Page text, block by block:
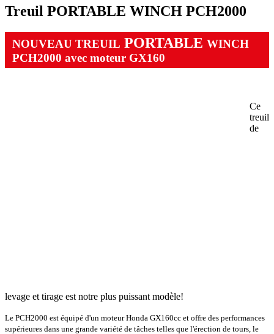
Treuil PORTABLE WINCH PCH2000
NOUVEAU TREUIL PORTABLE WINCH
PCH2000 avec moteur GX160
Ce
treuil
de
levage et tirage est notre plus puissant modèle!
Le PCH2000 est équipé d'un moteur Honda GX160cc et offre des performances
supérieures dans une grande variété de tâches telles que l'érection de tours, le